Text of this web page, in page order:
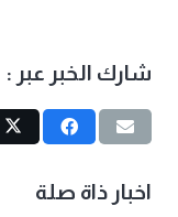
شارك الخبر عبر :
اخبار ذاة صلة